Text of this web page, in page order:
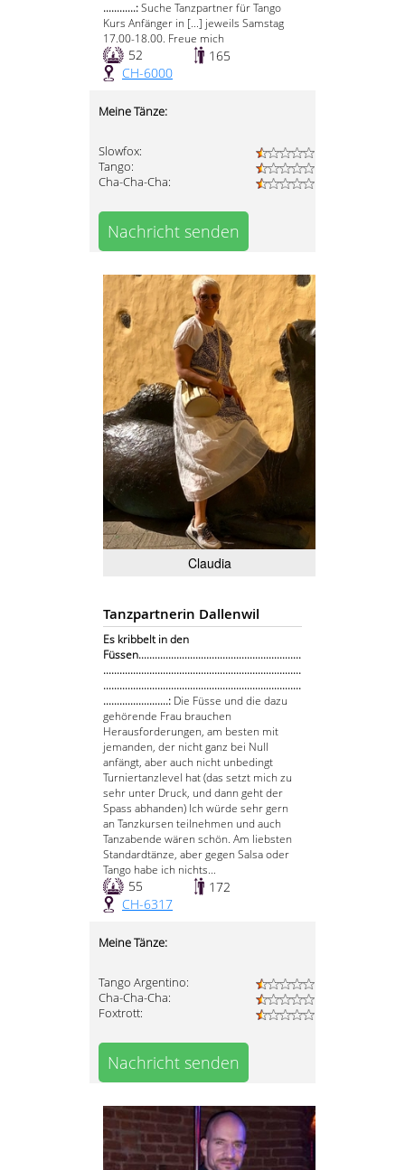
............:Suche Tanzpartner für Tango
Kurs Anfänger in [...] jeweils Samstag
17.00-18.00. Freue mich
52
165
CH-6000
Meine Tänze:
Slowfox:
Tango:
Cha-Cha-Cha:
Nachricht senden
Claudia
Tanzpartnerin Dallenwil
Es kribbelt in den
Füssen............................................................
.........................................................................
.........................................................................
........................: Die Füsse und die dazu
gehörende Frau brauchen
Herausforderungen, am besten mit
jemanden, der nicht ganz bei Null
anfängt, aber auch nicht unbedingt
Turniertanzlevel hat (das setzt mich zu
sehr unter Druck, und dann geht der
Spass abhanden) Ich würde sehr gern
an Tanzkursen teilnehmen und auch
Tanzabende wären schön. Am liebsten
Standardtänze, aber gegen Salsa oder
Tango habe ich nichts...
55
172
CH-6317
Meine Tänze:
Tango Argentino:
Cha-Cha-Cha:
Foxtrott:
Nachricht senden